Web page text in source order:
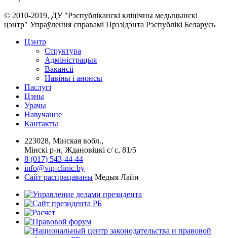
© 2010-2019, ДУ "Рэспубліканскі клінічны медыцынскі
цэнтр" Упраўлення справамі Прэзідэнта Рэспублікі Беларусь
Цэнтр
Структура
Адміністрацыя
Вакансіі
Навіны і анонсы
Паслугi
Цэны
Урачы
Навучанне
Кантакты
223028, Мінская вобл.,
Мінскі р-н, Ждановіцкі с/ с, 81/5
8 (017) 543-44-44
info@vip-clinic.by
Сайт распрацаваны Медыя Лайн